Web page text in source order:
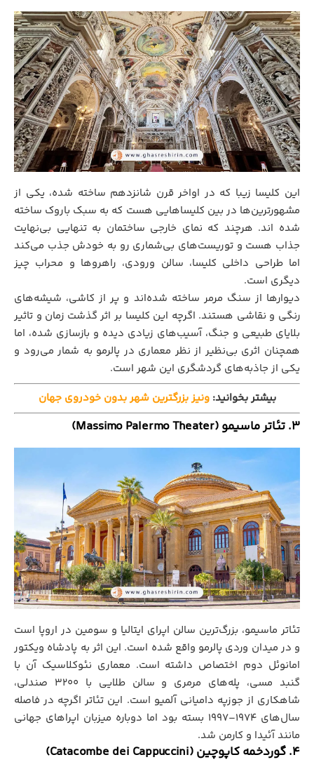
این کلیسا زیبا که در اواخر قرن شانزدهم ساخته شده، یکی از
مشهورترین‌ها در بین کلیساهایی هست که به سبک باروک ساخته
شده اند. هرچند که نمای خارجی ساختمان به تنهایی بی‌نهایت
جذاب هست و توریست‌های بی‌شماری رو به خودش جذب می‌کند
اما طراحی داخلی کلیسا، سالن ورودی، راهرو‌ها و محراب چیز
دیگری است.
دیوارها از سنگ مرمر ساخته شده‌اند و پر از کاشی، شیشه‌های
رنگی و نقاشی هستند. اگرچه این کلیسا بر اثر گذشت زمان و تاثیر
بلایای طبیعی و جنگ، آسیب‌های زیادی دیده و بازسازی شده، اما
همچنان اثری بی‌نظیر از نظر معماری در پالرمو به شمار می‌رود و
یکی از جاذبه‌های گردشگری این شهر است.
بیشتر بخوانید:ونیز بزرگترین شهر بدون خودروی جهان
3. تئاتر ماسیمو (Massimo Palermo Theater)
تئاتر ماسیمو، بزرگ‌ترین سالن اپرای ایتالیا و سومین در اروپا است
و در میدان وردی پالرمو واقع شده است. این اثر به پادشاه ویکتور
امانوئل دوم اختصاص داشته است. معماری نئوکلاسیک آن با
گنبد مسی، پله‌های مرمری و سالن طلایی با ۳۲۰۰ صندلی،
شاهکاری از جوزپه دامیانی آلمیو است. این تئاتر اگرچه در فاصله
سال‌های ۱۹۷۴–۱۹۹۷ بسته بود اما دوباره میزبان اپراهای جهانی
مانند آئیدا و کارمن شد.
4. گوردخمه کاپوچین (Catacombe dei Cappuccini)